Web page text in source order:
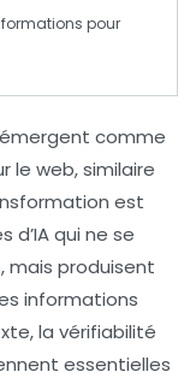
pour
émergent comme
le web, similaire
est
d’IAqui ne se
mais produisent
informations
la vérifiabilité
essentielles